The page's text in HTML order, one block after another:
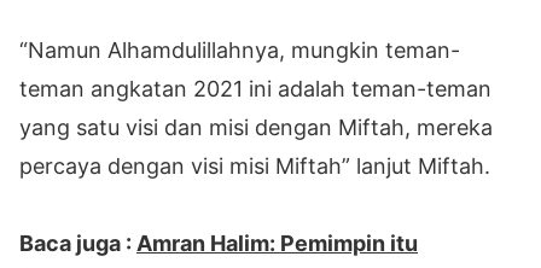
“Namun Alhamdulillahnya, mungkin teman-
teman angkatan 2021 ini adalah teman-teman
yang satu visi dan misi dengan Miftah, mereka
percaya dengan visi misi Miftah” lanjut Miftah.
Baca juga : Amran Halim: Pemimpin itu